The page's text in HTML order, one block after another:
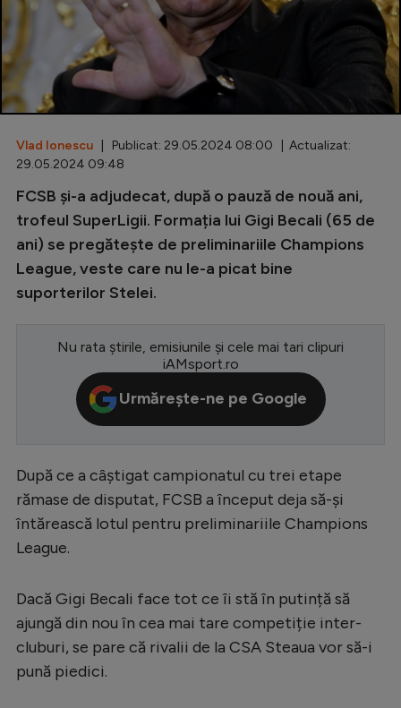
Special
Diverse
Inedit
Champions League
Europa League
Conference League
Premier League
LaLiga
Serie A
Ligue 1
Campionate
Stranieri
Clasamente
Vlad Ionescu | Publicat: 29.05.2024 08:00 | Actualizat:
29.05.2024 09:48
FCSB și-a adjudecat, după o pauză de nouă ani,
trofeul SuperLigii. Formația lui Gigi Becali (65 de
ani) se pregătește de preliminariile Champions
League, veste care nu le-a picat bine
suporterilor Stelei.
Nu rata știrile, emisiunile și cele mai tari clipuri
iAMsport.ro
Urmărește-ne pe Google
După ce a câștigat campionatul cu trei etape
rămase de disputat, FCSB a început deja să-și
întărească lotul pentru preliminariile Champions
League.
Dacă Gigi Becali face tot ce îi stă în putință să
ajungă din nou în cea mai tare competiție inter-
cluburi, se pare că rivalii de la CSA Steaua vor să-i
pună piedici.